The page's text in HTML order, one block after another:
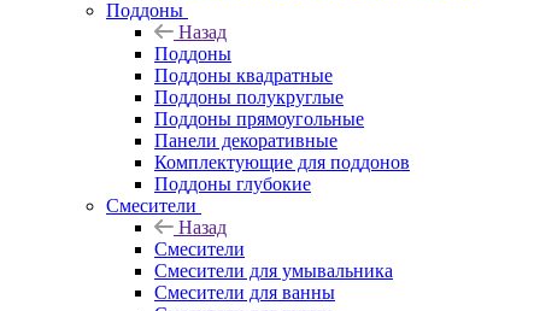
Поддоны
Назад
Поддоны
Поддоны квадратные
Поддоны полукруглые
Поддоны прямоугольные
Панели декоративные
Комплектующие для поддонов
Поддоны глубокие
Смесители
Назад
Смесители
Смесители для умывальника
Смесители для ванны